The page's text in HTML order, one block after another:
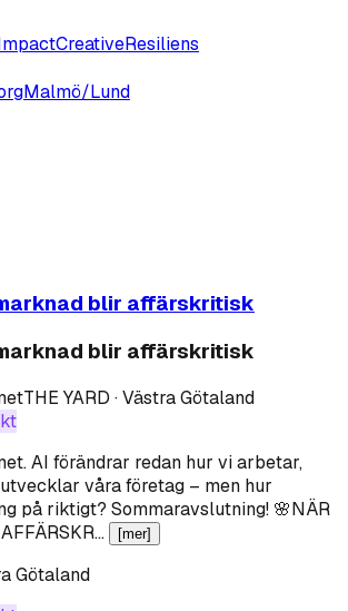
CreativeResiliens
Malmö/Lund
blir affärskritisk
blir affärskritisk
THE YARD · Västra Götaland
.AI förändrar redan hur vi arbetar,
våra företag – men hur
på riktigt? Sommaravslutning! 🌸NÄR
[mer]
Götaland